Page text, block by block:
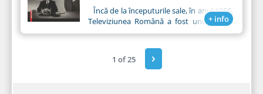
Încă de la începuturile sale, în anul 1956,
Televiziunea Română a fost unul dintre
instrumentele prin care vocea
atât la propriu, cât şi la figurat –, având ca
rol primordial propagarea ideologiei
+ info
1 of 25 ›